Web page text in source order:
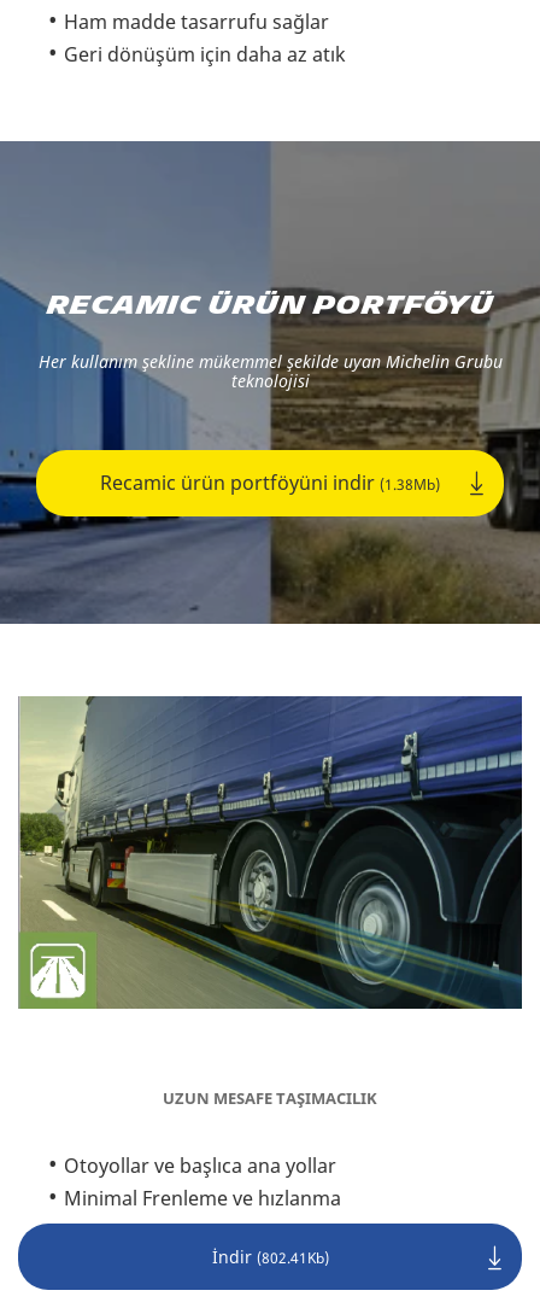
Ham madde tasarrufu sağlar
Geri dönüşüm için daha az atık
RECAMIC ÜRÜN PORTFÖYÜ
Her kullanım şekline mükemmel şekilde uyan Michelin Grubu
teknolojisi
Recamic ürün portföyüni indir (1.38Mb)
UZUN MESAFE TAŞIMACILIK
Otoyollar ve başlıca ana yollar
Minimal Frenleme ve hızlanma
İndir (802.41Kb)